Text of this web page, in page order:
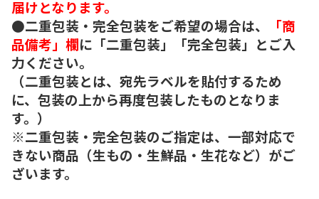
届けとなります。
●二重包装・完全包装をご希望の場合は、
「商
品備考」欄に「二重包装」「完全包装」とご入
力ください。
（二重包装とは、宛先ラベルを貼付するため
に、包装の上から再度包装したものとなりま
す。）
※二重包装・完全包装のご指定は、一部対応で
きない商品（生もの・生鮮品・生花など）がご
ざいます。